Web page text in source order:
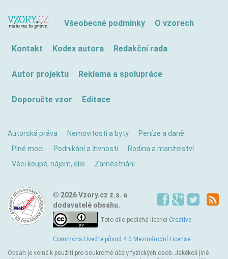
Všeobecné podmínky O vzorech
Kontakt Kodex autora Redakční rada
Autor projektu Reklama a spolupráce
Doporučte vzor Editace
Autorská práva Nemovitosti a byty
Peníze a daně
Plné moci
Podnikání a živnosti
Rodina a manželství
Věci koupě, nájem, dílo
Zaměstnání
© 2026 Vzory.cz z.s. a
dodavatelé obsahu.
Toto dílo podléhá licenci Creative
Commons Uveďte původ 4.0 Mezinárodní License
Obsah je volně k použití pro soukromé účely fyzických osob. Jakékoli jiné